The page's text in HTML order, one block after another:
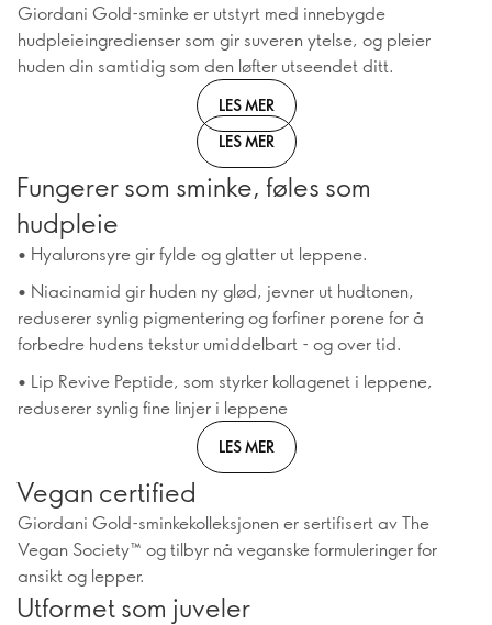
Giordani Gold-sminke er utstyrt med innebygde
hudpleieingredienser som gir suveren ytelse, og pleier
huden din samtidig som den løfter utseendet ditt.
LES MER
LES MER
Fungerer som sminke, føles som
hudpleie
• Hyaluronsyre gir fylde og glatter ut leppene.
• Niacinamid gir huden ny glød, jevner ut hudtonen,
reduserer synlig pigmentering og forfiner porene for å
forbedre hudens tekstur umiddelbart - og over tid.
• Lip Revive Peptide, som styrker kollagenet i leppene,
reduserer synlig fine linjer i leppene
LES MER
Vegan certified
Giordani Gold-sminkekolleksjonen er sertifisert av The
Vegan Society™ og tilbyr nå veganske formuleringer for
ansikt og lepper.
Utformet som juveler